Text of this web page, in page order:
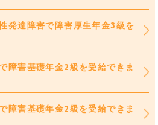
発達障害で障害厚生年金3級を
障害基礎年金2級を受給できま
障害基礎年金2級を受給できま